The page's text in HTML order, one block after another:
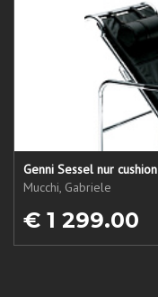
Genni Sessel nur cushion
Mucchi, Gabriele
€ 1 299.00